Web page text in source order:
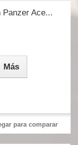
Ace...
Más
para comparar